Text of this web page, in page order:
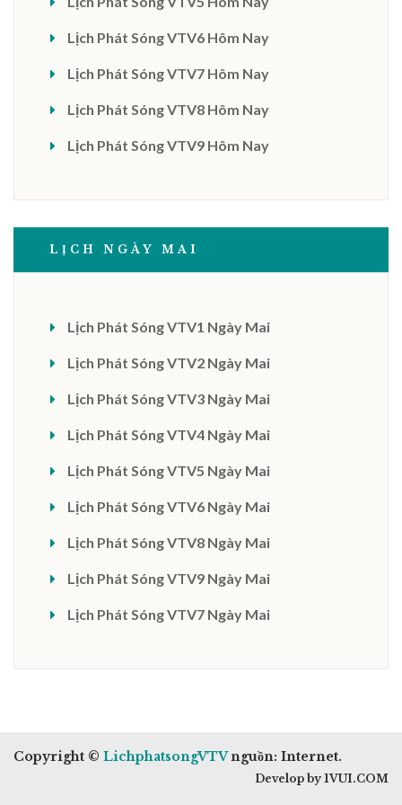
Lịch Phát Sóng VTV6 Hôm Nay
Lịch Phát Sóng VTV7 Hôm Nay
Lịch Phát Sóng VTV8 Hôm Nay
Lịch Phát Sóng VTV9 Hôm Nay
LỊCH NGÀY MAI
Lịch Phát Sóng VTV1 Ngày Mai
Lịch Phát Sóng VTV2 Ngày Mai
Lịch Phát Sóng VTV3 Ngày Mai
Lịch Phát Sóng VTV4 Ngày Mai
Lịch Phát Sóng VTV5 Ngày Mai
Lịch Phát Sóng VTV6 Ngày Mai
Lịch Phát Sóng VTV8 Ngày Mai
Lịch Phát Sóng VTV9 Ngày Mai
Lịch Phát Sóng VTV7 Ngày Mai
Copyright © LichphatsongVTVnguồn: Internet.
Develop by 1VUI.COM